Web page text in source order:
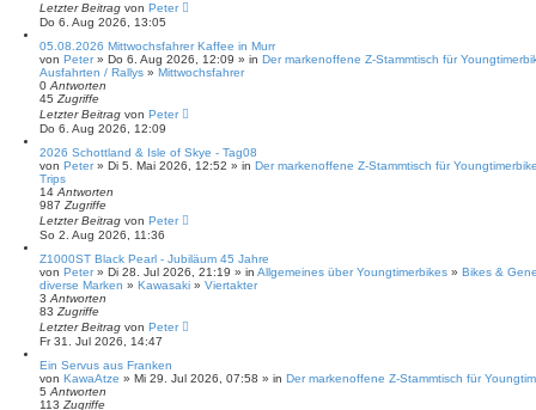
Letzter Beitrag von Peter
Do 6. Aug 2026, 13:05
05.08.2026 Mittwochsfahrer Kaffee in Murr
von Peter» Do 6. Aug 2026, 12:09 » in Der markenoffene Z-Stammtisch für
Ausfahrten / Rallys » Mittwochsfahrer
0 Antworten
45 Zugriffe
Letzter Beitrag von Peter
Do 6. Aug 2026, 12:09
2026 Schottland & Isle of Skye - Tag08
von Peter» Di 5. Mai 2026, 12:52 » in Der markenoffene Z-Stammtisch für
Trips
14 Antworten
987 Zugriffe
Letzter Beitrag von Peter
So 2. Aug 2026, 11:36
Z1000ST Black Pearl - Jubiläum 45 Jahre
von Peter» Di 28. Jul 2026, 21:19 » in Allgemeines über Youngtimerbikes » Bikes &
diverse Marken » Kawasaki » Viertakter
3 Antworten
83 Zugriffe
Letzter Beitrag von Peter
Fr 31. Jul 2026, 14:47
Ein Servus aus Franken
von KawaAtze » Mi 29. Jul 2026, 07:58 » in Der markenoffene Z-Stammtisch für
5 Antworten
113 Zugriffe